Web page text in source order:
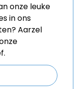
onze leuke
in ons
Aarzel